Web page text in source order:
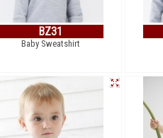
BZ31
Baby Sweatshirt